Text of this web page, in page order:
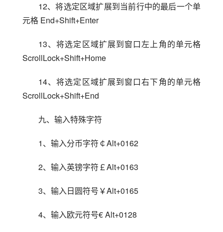
12、将选定区域扩展到当前行中的最后一个单
元格 End+Shift+Enter
13、将选定区域扩展到窗口左上角的单元格
ScrollLock+Shift+Home
14、将选定区域扩展到窗口右下角的单元格
ScrollLock+Shift+End
九、输入特殊字符
1、输入分币字符￠Alt+0162
2、输入英镑字符￡Alt+0163
3、输入日圆符号￥Alt+0165
4、输入欧元符号€ Alt+0128